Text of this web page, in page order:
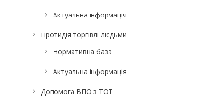
Актуальна інформація
Протидія торгівлі людьми
Нормативна база
Актуальна інформація
Допомога ВПО з ТОТ